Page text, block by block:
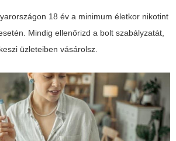
18 év a minimum életkor nikotint
Mindig ellenőrizd a bolt szabályzatát,
üzleteiben vásárolsz.